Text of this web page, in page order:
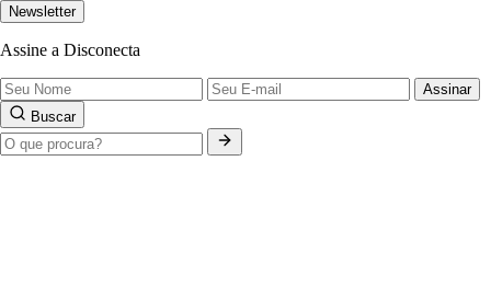
Newsletter
Assine a Disconecta
Assinar
Buscar